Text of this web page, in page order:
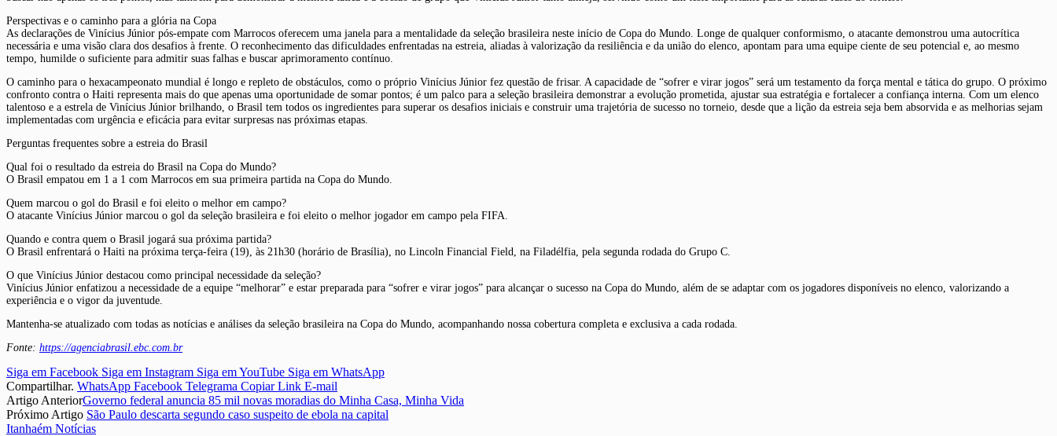
Perspectivas e o caminho para a glória na Copa
As declarações de Vinícius Júnior pós-empate com Marrocos oferecem uma janela para a mentalidade da seleção brasileira neste início de Copa do Mundo. Longe de qualquer conformismo, o atacante demonstrou uma autocrítica
necessária e uma visão clara dos desafios à frente. O reconhecimento das dificuldades enfrentadas na estreia, aliadas à valorização da resiliência e da união do elenco, apontam para uma equipe ciente de seu potencial e, ao mesmo
tempo, humilde o suficiente para admitir suas falhas e buscar aprimoramento contínuo.
O caminho para o hexacampeonato mundial é longo e repleto de obstáculos, como o próprio Vinícius Júnior fez questão de frisar. A capacidade de “sofrer e virar jogos” será um testamento da força mental e tática do grupo. O próximo
confronto contra o Haiti representa mais do que apenas uma oportunidade de somar pontos; é um palco para a seleção brasileira demonstrar a evolução prometida, ajustar sua estratégia e fortalecer a confiança interna. Com um elenco
talentoso e a estrela de Vinícius Júnior brilhando, o Brasil tem todos os ingredientes para superar os desafios iniciais e construir uma trajetória de sucesso no torneio, desde que a lição da estreia seja bem absorvida e as melhorias sejam
implementadas com urgência e eficácia para evitar surpresas nas próximas etapas.
Perguntas frequentes sobre a estreia do Brasil
Qual foi o resultado da estreia do Brasil na Copa do Mundo?
O Brasil empatou em 1 a 1 com Marrocos em sua primeira partida na Copa do Mundo.
Quem marcou o gol do Brasil e foi eleito o melhor em campo?
O atacante Vinícius Júnior marcou o gol da seleção brasileira e foi eleito o melhor jogador em campo pela FIFA.
Quando e contra quem o Brasil jogará sua próxima partida?
O Brasil enfrentará o Haiti na próxima terça-feira (19), às 21h30 (horário de Brasília), no Lincoln Financial Field, na Filadélfia, pela segunda rodada do Grupo C.
O que Vinícius Júnior destacou como principal necessidade da seleção?
Vinícius Júnior enfatizou a necessidade de a equipe “melhorar” e estar preparada para “sofrer e virar jogos” para alcançar o sucesso na Copa do Mundo, além de se adaptar com os jogadores disponíveis no elenco, valorizando a
experiência e o vigor da juventude.
Mantenha-se atualizado com todas as notícias e análises da seleção brasileira na Copa do Mundo, acompanhando nossa cobertura completa e exclusiva a cada rodada.
Fonte: https://agenciabrasil.ebc.com.br
Siga em Facebook Siga em Instagram Siga em YouTube Siga em WhatsApp
Compartilhar. WhatsApp Facebook Telegrama Copiar Link E-mail
Artigo AnteriorGoverno federal anuncia 85 mil novas moradias do Minha Casa, Minha Vida
Próximo Artigo São Paulo descarta segundo caso suspeito de ebola na capital
Itanhaém Notícias